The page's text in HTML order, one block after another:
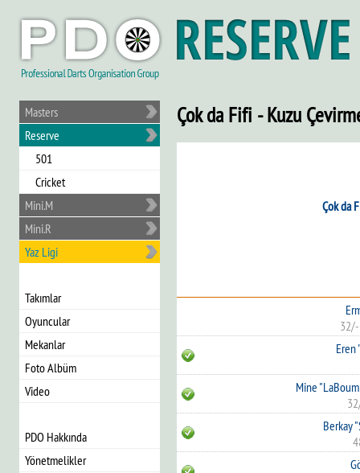
Masters
Reserve
501
Cricket
Mini.M
Mini.R
Yaz Ligi
Takımlar
Oyuncular
Mekanlar
Foto Albüm
Video
PDO Hakkında
Yönetmelikler
Çok da Fifi - Kuzu
Çok da
32/-
Eren
Mine
Berkay